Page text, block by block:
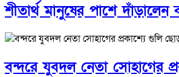
শীতার্থ মানুষের পাশে দাঁড়ালেন
বন্দরে যুবদল নেতা সোহাগের